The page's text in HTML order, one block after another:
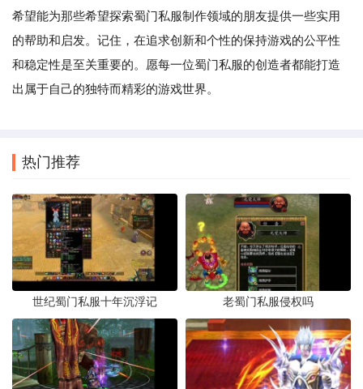
希望能为那些希望探索蜀门私服制作领域的朋友提供一些实用
的帮助和启发。记住，在追求创新和个性的保持游戏的公平性
和稳定性是至关重要的。愿每一位蜀门私服的创造者都能打造
出属于自己的独特而精彩的游戏世界。
热门推荐
世纪蜀门私服十年沉浮记 老蜀门私服侵权吗